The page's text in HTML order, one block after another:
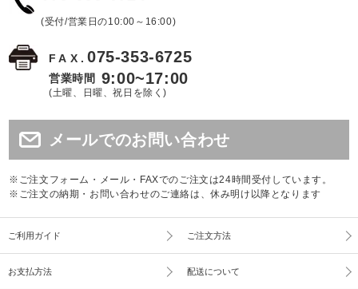
(受付/営業日の10:00～16:00)
FAX.075-353-6725
営業時間 9:00~17:00
(土曜、日曜、祝日を除く)
メールでのお問い合わせ
※ご注文フォーム・メール・FAXでのご注文は24時間受付しています。
※ご注文の納期・お問い合わせのご連絡は、休み明け以降となります
ご利用ガイド ご注文方法
お支払方法 配送について